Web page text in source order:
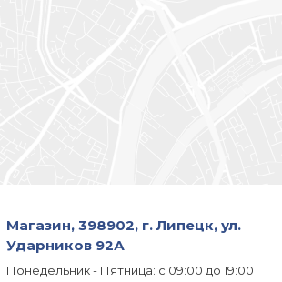
Магазин, 398902, г. Липецк, ул.
Ударников 92А
Понедельник - Пятница: с 09:00 до 19:00